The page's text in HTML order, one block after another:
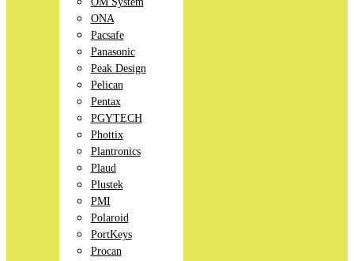
ONA
Pacsafe
Panasonic
Peak Design
Pelican
Pentax
PGYTECH
Phottix
Plantronics
Plaud
Plustek
PMI
Polaroid
PortKeys
Procan